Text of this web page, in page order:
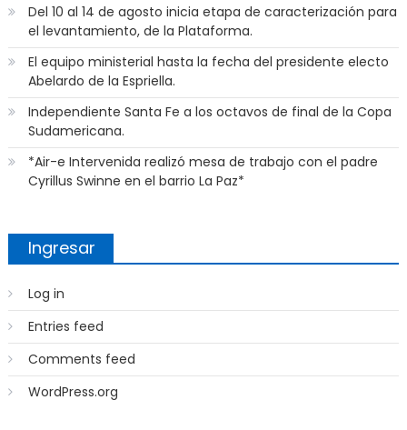
Del 10 al 14 de agosto inicia etapa de caracterización para
el levantamiento, de la Plataforma.
El equipo ministerial hasta la fecha del presidente electo
Abelardo de la Espriella.
Independiente Santa Fe a los octavos de final de la Copa
Sudamericana.
*Air-e Intervenida realizó mesa de trabajo con el padre
Cyrillus Swinne en el barrio La Paz*
Ingresar
Log in
Entries feed
Comments feed
WordPress.org